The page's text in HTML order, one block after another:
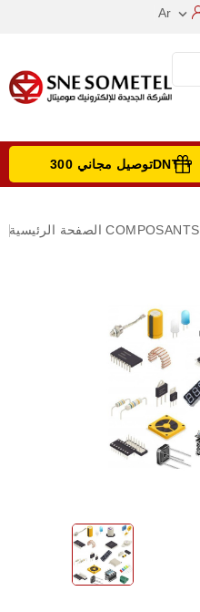
Ar 
توصيل مجاني 300DNT +
الصفحة الرئيسية COMPOSANTS